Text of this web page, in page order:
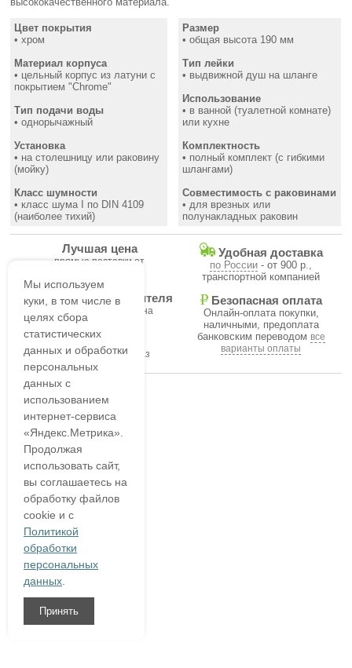
Цвет покрытия
• хром
Материал корпуса
• цельный корпус из латуни с
покрытием "Chrome"
Тип подачи воды
• однорычажный
Установка
• на столешницу или раковину
(мойку)
Класс шумности
• класс шума I по DIN 4109
(наиболее тихий)
Размер
• общая высота 190 мм
Тип лейки
• выдвижной душ на шланге
Использование
• в ванной (туалетной комнате)
или кухне
Комплектность
• полный комплект (с гибкими
шлангами)
Совместимость с раковинами
• для врезных или
полунакладных раковин
Лучшая цена
прямые поставки от
Удобная доставка
по России - от 900 р.,
транспортной компанией
Безопасная оплата
Онлайн-оплата покупки,
наличными, предоплата
банковским переводом все
варианты оплаты
Гарантия производителя
на все товары магазина
В течение часа
подтвердим ваш заказ
Мы используем
куки, в том числе в
целях сбора
статистических
данных и обработки
персональных
данных с
использованием
интернет-сервиса
«Яндекс.Метрика».
Продолжая
использовать сайт,
вы соглашаетесь на
обработку файлов
cookie и с
Политикой
обработки
персональных
данных
Принять